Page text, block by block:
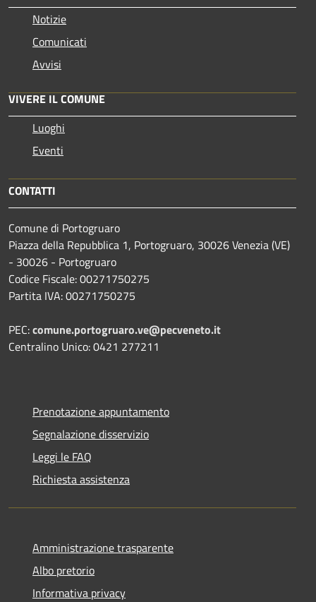
Notizie
Comunicati
Avvisi
VIVERE IL COMUNE
Luoghi
Eventi
CONTATTI
Comune di Portogruaro
Piazza della Repubblica 1, Portogruaro, 30026 Venezia (VE)
- 30026 - Portogruaro
Codice Fiscale: 00271750275
Partita IVA: 00271750275
PEC:comune.portogruaro.ve@pecveneto.it
Centralino Unico: 0421 277211
Prenotazione appuntamento
Segnalazione disservizio
Leggi le FAQ
Richiesta assistenza
Amministrazione trasparente
Albo pretorio
Informativa privacy